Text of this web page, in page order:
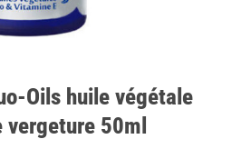
Oils huile végétale
vergeture 50ml